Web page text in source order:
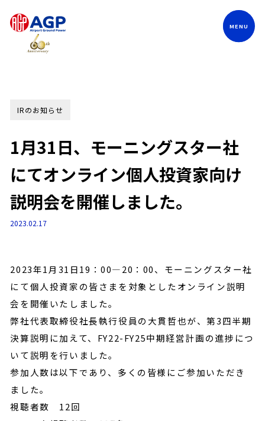
IRのお知らせ
1月31日、モーニングスター社
にてオンライン個人投資家向け
説明会を開催しました。
2023.02.17
2023年1月31日19：00―20：00、モーニングスター社
にて個人投資家の皆さまを対象としたオンライン説明
会を開催いたしました。
弊社代表取締役社長執行役員の大貫哲也が、第3四半期
決算説明に加えて、FY22-FY25中期経営計画の進捗につ
いて説明を行いました。
参加人数は以下であり、多くの皆様にご参加いただき
ました。
視聴者数 12回